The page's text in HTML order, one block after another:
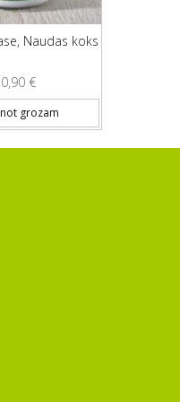
Naudas koks
€
grozam